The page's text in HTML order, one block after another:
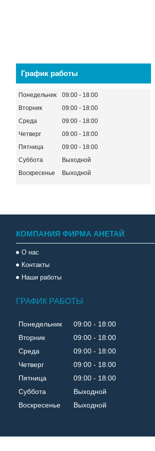
График работы
Понедельник 09:00
18:00
Вторник
09:00
18:00
Среда
09:00
18:00
Четверг
09:00
18:00
Пятница
09:00
18:00
Суббота
Выходной
Воскресенье
Выходной
КОМПАНИЯ ФИРМА АНЕТАЙ
О нас
Контакты
Наши работы
ГРАФИК РАБОТЫ
Понедельник 09:00
18:00
Вторник
09:00
18:00
Среда
09:00
18:00
Четверг
09:00
18:00
Пятница
09:00
18:00
Суббота
Выходной
Воскресенье
Выходной